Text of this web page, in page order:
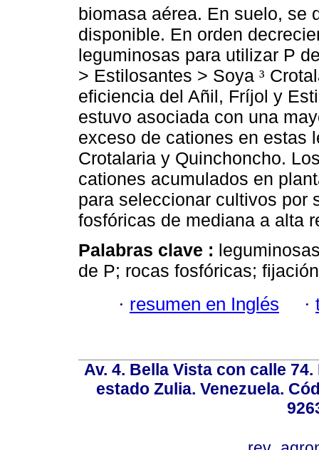
biomasa aérea. En suelo, se
disponible. En orden
leguminosas para utilizar P
> Estilosantes > Soya ³
eficiencia del Añil, Fríjol y
estuvo asociada con una
exceso de cationes en estas
Crotalaria y Quinchoncho.
cationes acumulados en
para seleccionar cultivos por
fosfóricas de mediana a alta
Palabras clave :
de P; rocas fosfóricas;
· resumen en Inglés ·
Av. 4. Bella Vista con calle
estado Zulia. Venezuela.